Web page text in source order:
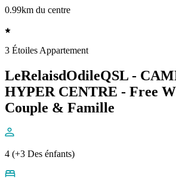
0.99km du centre
3 Étoiles Appartement
LeRelaisdOdileQSL -
HYPER CENTRE - Free
Couple & Famille
4 (+3 Des énfants)